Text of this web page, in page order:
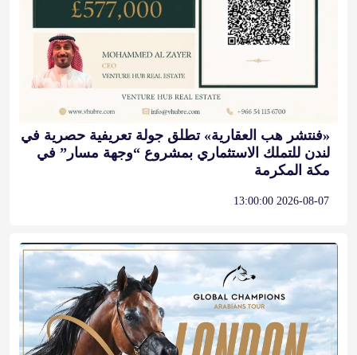
«فنتشر هب العقارية» تطلق جولة تعريفية حصرية في
لندن للتملك الاستثماري بمشروع “وجهة مسار” في
مكة المكرمة
2026-08-07 13:00:00